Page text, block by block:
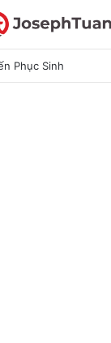
Nguồn gốc và ý nghĩa